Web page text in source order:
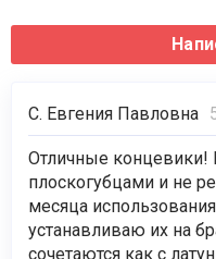
С. Евгения Павловна
Отличные
плоскогубцами и не
месяца
устанавливаю их на
сочетаются как с